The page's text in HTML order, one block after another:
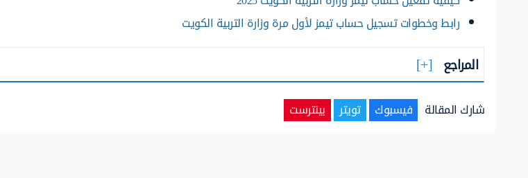
رابط وخطوات تسجيل حساب تيمز لأول مرة وزارة التربية الكويت
المراجع
شارك المقالة فيسبوك تويتر بينترست